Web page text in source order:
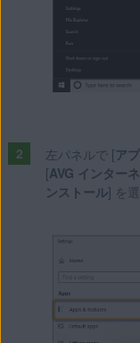
左パネルで [ア
[AVG インター
ンストール] を